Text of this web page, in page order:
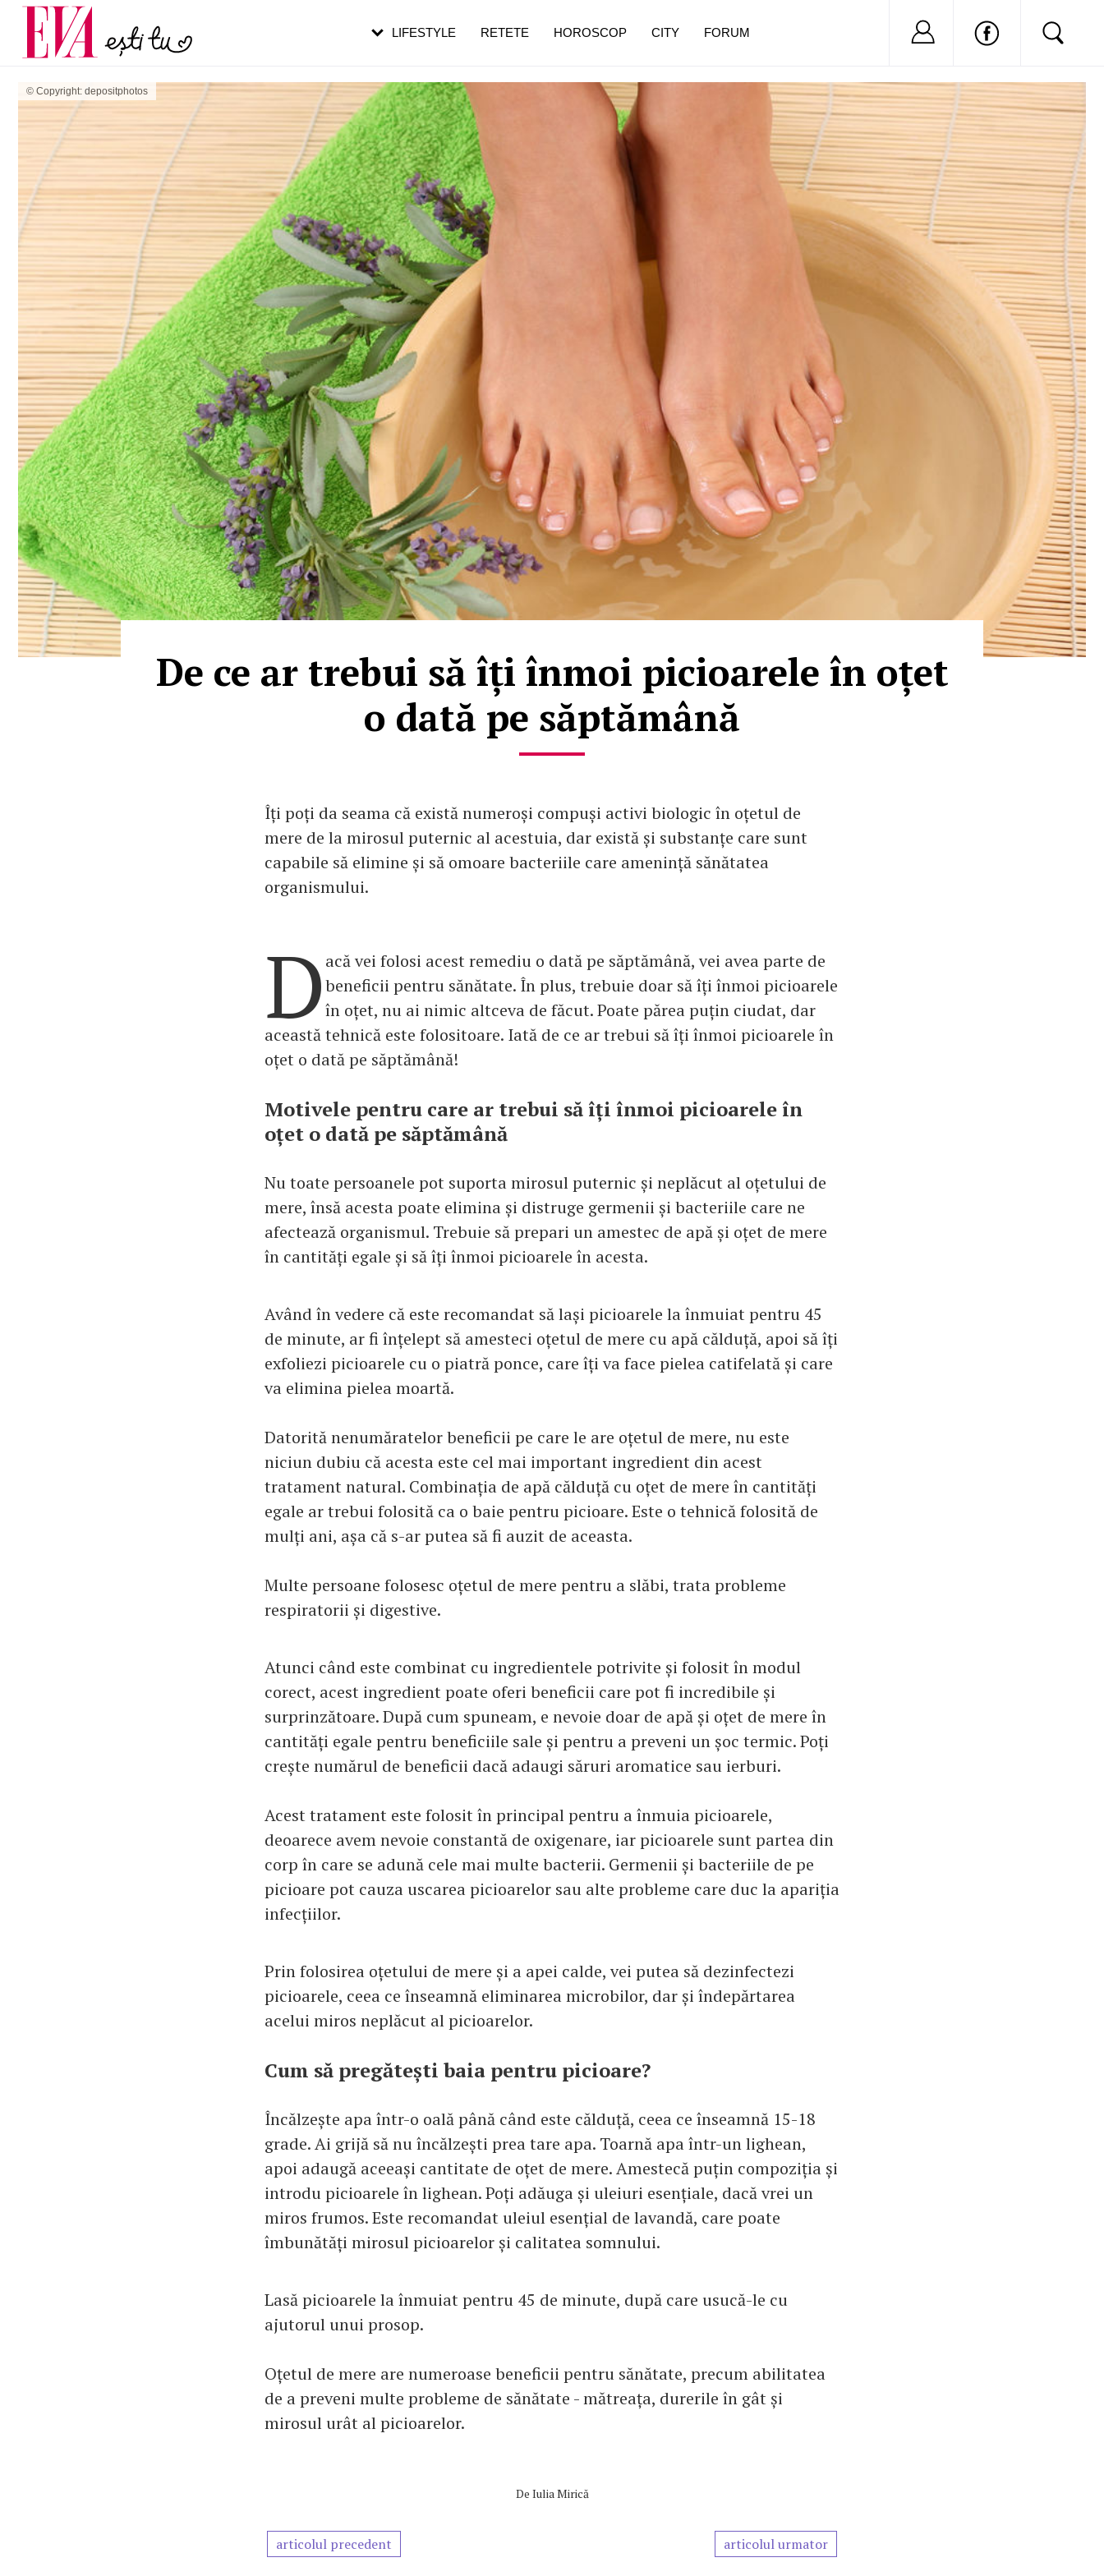
© Copyright: depositphotos
De ce ar trebui să îți înmoi picioarele în oțet
o dată pe săptămână
Îți poți da seama că există numeroși compuși activi biologic în oțetul de
mere de la mirosul puternic al acestuia, dar există și substanțe care sunt
capabile să elimine și să omoare bacteriile care amenință sănătatea
organismului.
D acă vei folosi acest remediu o dată pe săptămână, vei avea parte de
beneficii pentru sănătate. În plus, trebuie doar să îți înmoi picioarele
în oțet, nu ai nimic altceva de făcut. Poate părea puțin ciudat, dar
această tehnică este folositoare. Iată de ce ar trebui să îți înmoi picioarele în
oțet o dată pe săptămână!
Motivele pentru care ar trebui să îți înmoi picioarele în
oțet o dată pe săptămână
Nu toate persoanele pot suporta mirosul puternic și neplăcut al oțetului de
mere, însă acesta poate elimina și distruge germenii și bacteriile care ne
afectează organismul. Trebuie să prepari un amestec de apă și oțet de mere
în cantități egale și să îți înmoi picioarele în acesta.
Având în vedere că este recomandat să lași picioarele la înmuiat pentru 45
de minute, ar fi înțelept să amesteci oțetul de mere cu apă călduță, apoi să îți
exfoliezi picioarele cu o piatră ponce, care îți va face pielea catifelată și care
va elimina pielea moartă.
Datorită nenumăratelor beneficii pe care le are oțetul de mere, nu este
niciun dubiu că acesta este cel mai important ingredient din acest
tratament natural. Combinația de apă călduță cu oțet de mere în cantități
egale ar trebui folosită ca o baie pentru picioare. Este o tehnică folosită de
mulți ani, așa că s-ar putea să fi auzit de aceasta.
Multe persoane folosesc oțetul de mere pentru a slăbi, trata probleme
respiratorii și digestive.
Atunci când este combinat cu ingredientele potrivite și folosit în modul
corect, acest ingredient poate oferi beneficii care pot fi incredibile și
surprinzătoare. După cum spuneam, e nevoie doar de apă și oțet de mere în
cantități egale pentru beneficiile sale și pentru a preveni un șoc termic. Poți
crește numărul de beneficii dacă adaugi săruri aromatice sau ierburi.
Acest tratament este folosit în principal pentru a înmuia picioarele,
deoarece avem nevoie constantă de oxigenare, iar picioarele sunt partea din
corp în care se adună cele mai multe bacterii. Germenii și bacteriile de pe
picioare pot cauza uscarea picioarelor sau alte probleme care duc la apariția
infecțiilor.
Prin folosirea oțetului de mere și a apei calde, vei putea să dezinfectezi
picioarele, ceea ce înseamnă eliminarea microbilor, dar și îndepărtarea
acelui miros neplăcut al picioarelor.
Cum să pregătești baia pentru picioare?
Încălzește apa într-o oală până când este călduță, ceea ce înseamnă 15-18
grade. Ai grijă să nu încălzești prea tare apa. Toarnă apa într-un lighean,
apoi adaugă aceeași cantitate de oțet de mere. Amestecă puțin compoziția și
introdu picioarele în lighean. Poți adăuga și uleiuri esențiale, dacă vrei un
miros frumos. Este recomandat uleiul esențial de lavandă, care poate
îmbunătăți mirosul picioarelor și calitatea somnului.
Lasă picioarele la înmuiat pentru 45 de minute, după care usucă-le cu
ajutorul unui prosop.
Oțetul de mere are numeroase beneficii pentru sănătate, precum abilitatea
de a preveni multe probleme de sănătate - mătreața, durerile în gât și
mirosul urât al picioarelor.
De Iulia Mirică
articolul precedent articolul urmator
LIFESTYLE RETETE HOROSCOP CITY FORUM Nu ai cont?
Carieră
Actualitate
pe măsură ce înaintezi în vârstă
de dureroasă este investigația